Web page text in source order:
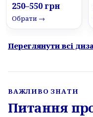
250–550 грн
Обрати →
Переглянути всі
ВАЖЛИВО ЗНАТИ
Питання